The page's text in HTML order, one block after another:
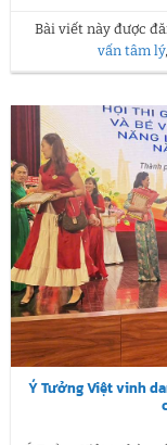
Bài viết này được
vấn tâm lý,
Ý Tưởng Việt vinh